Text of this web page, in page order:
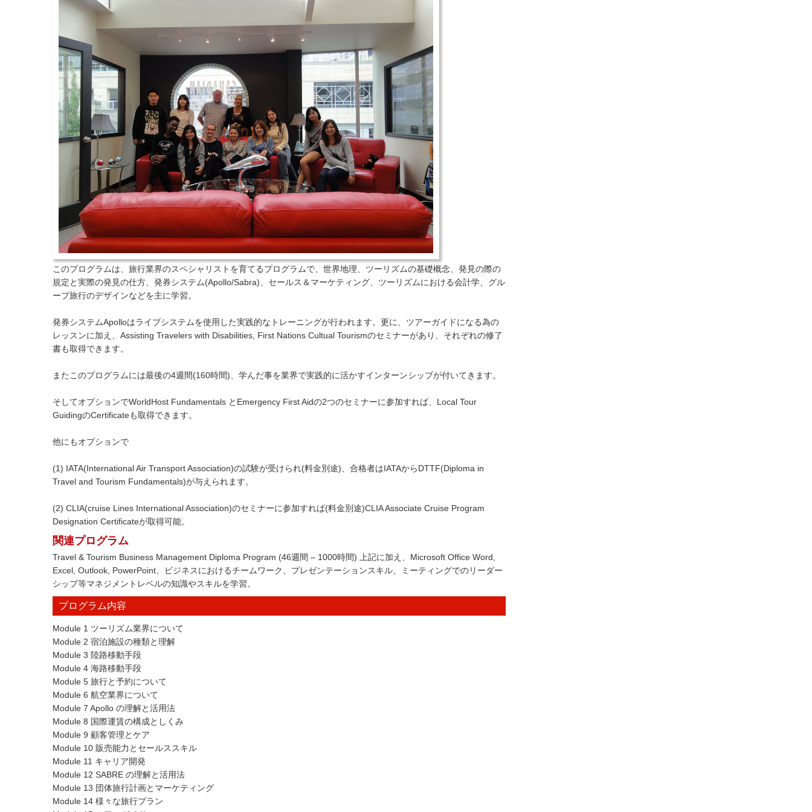
このプログラムは、旅行業界のスペシャリストを育てるプログラムで、世界地理、ツーリズムの基礎概念、発見の際の
規定と実際の発見の仕方、発券システム(Apollo/Sabra)、セールス＆マーケティング、ツーリズムにおける会計学、グル
ープ旅行のデザインなどを主に学習。
発券システムApolloはライブシステムを使用した実践的なトレーニングが行われます。更に、ツアーガイドになる為の
レッスンに加え、Assisting Travelers with Disabilities, First Nations Cultual Tourismのセミナーがあり、それぞれの修了
書も取得できます。
またこのプログラムには最後の4週間(160時間)、学んだ事を業界で実践的に活かすインターンシップが付いてきます。
そしてオプションでWorldHost Fundamentals とEmergency First Aidの2つのセミナーに参加すれば、Local Tour
GuidingのCertificateも取得できます。
他にもオプションで
(1) IATA(International Air Transport Association)の試験が受けられ(料金別途)、合格者はIATAからDTTF(Diploma in
Travel and Tourism Fundamentals)が与えられます。
(2) CLIA(cruise Lines International Association)のセミナーに参加すれば(料金別途)CLIA Associate Cruise Program
Designation Certificateが取得可能。
関連プログラム
Travel & Tourism Business Management Diploma Program (46週間 – 1000時間) 上記に加え、Microsoft Office Word,
Excel, Outlook, PowerPoint、ビジネスにおけるチームワーク、プレゼンテーションスキル、ミーティングでのリーダー
シップ等マネジメントレベルの知識やスキルを学習。
プログラム内容
Module 1 ツーリズム業界について
Module 2 宿泊施設の種類と理解
Module 3 陸路移動手段
Module 4 海路移動手段
Module 5 旅行と予約について
Module 6 航空業界について
Module 7 Apollo の理解と活用法
Module 8 国際運賃の構成としくみ
Module 9 顧客管理とケア
Module 10 販売能力とセールススキル
Module 11 キャリア開発
Module 12 SABRE の理解と活用法
Module 13 団体旅行計画とマーケティング
Module 14 様々な旅行プラン